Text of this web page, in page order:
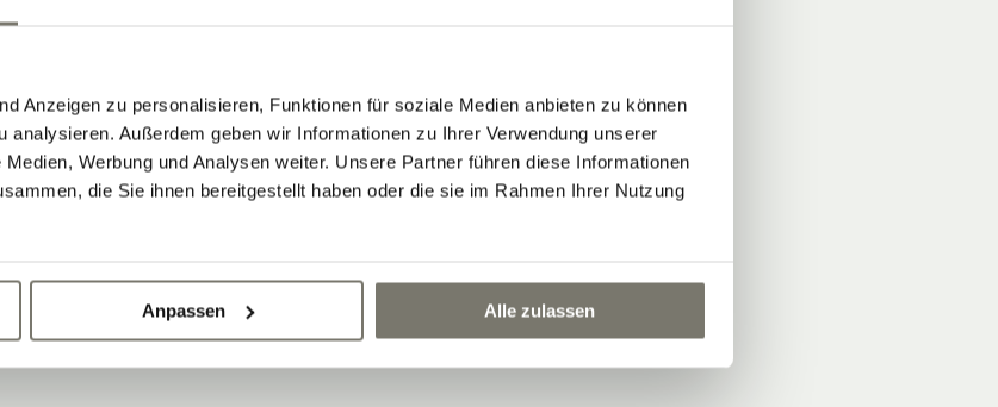
Anzeigen zu personalisieren, Funktionen für soziale Medien anbieten zu können
analysieren. Außerdem geben wir Informationen zu Ihrer Verwendung unserer
Werbung und Analysen weiter. Unsere Partner führen diese Informationen
die Sie ihnen bereitgestellt haben oder die sie im Rahmen Ihrer Nutzung
Anpassen Alle zulassen